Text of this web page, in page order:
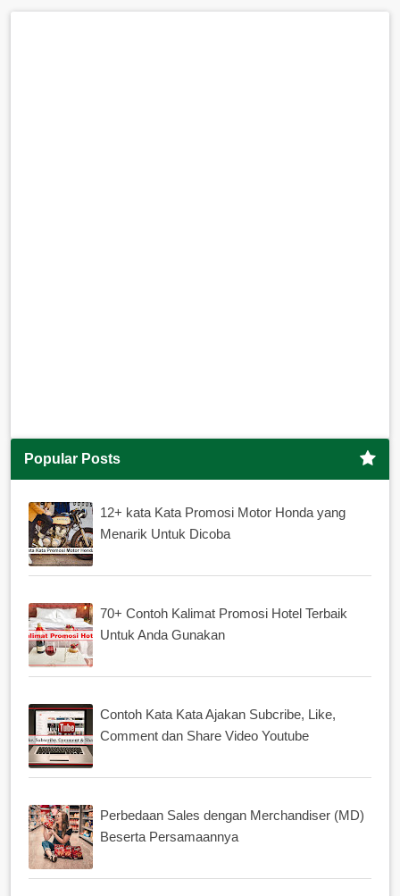
Popular Posts
12+ kata Kata Promosi Motor Honda yang
Menarik Untuk Dicoba
70+ Contoh Kalimat Promosi Hotel Terbaik
Untuk Anda Gunakan
Contoh Kata Kata Ajakan Subcribe, Like,
Comment dan Share Video Youtube
Perbedaan Sales dengan Merchandiser (MD)
Beserta Persamaannya